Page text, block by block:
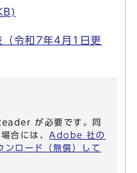
（令和7年4月1日更
が必要です。同
合には、 Adobe 社の
ロード（無償）して